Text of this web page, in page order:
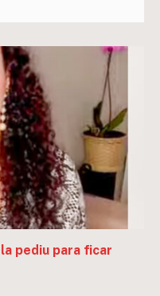
pediu para ficar